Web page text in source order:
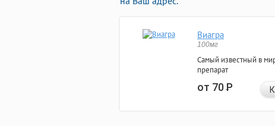
Виагра
100мг
Самый известный в
препарат
от 70Р